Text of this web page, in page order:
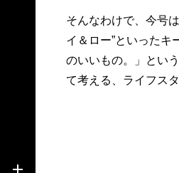
そんなわけで、今号は
イ＆ロー”といったキ
のいいもの。」とい
て考える、ライフス